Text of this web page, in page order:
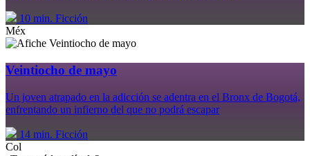
10 min. Ficción
Méx
Veintiocho de mayo
Un joven atrapado en la adicción se adentra en el Bronx de Bogotá,
enfrentando un infierno del que no podrá escapar
14 min. Ficción
Col